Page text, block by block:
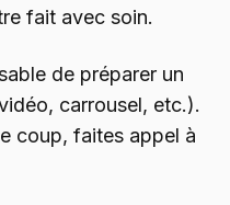
fait avec soin.
de préparer un
carrousel, etc.).
coup, faites appel à